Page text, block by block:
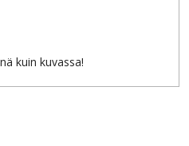
kuin kuvassa!